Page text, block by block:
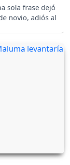
sola frase dejó
novio, adiós al